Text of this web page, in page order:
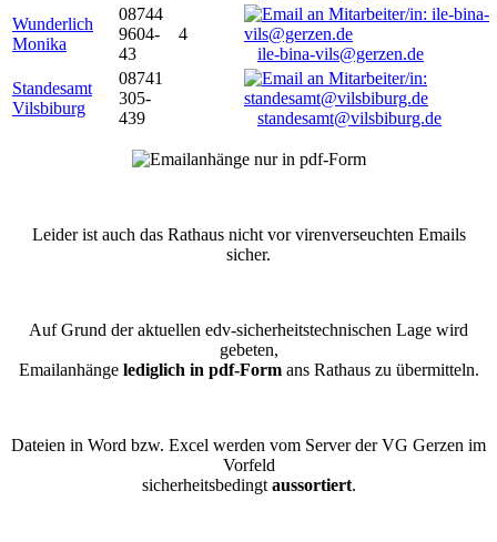
Wunderlich
Monika
08744
9604-
43
4
ile-bina-vils@gerzen.de
Standesamt
Vilsbiburg
08741
305-
439
standesamt@vilsbiburg.de
Leider ist auch das Rathaus nicht vor virenverseuchten Emails
sicher.
Auf Grund der aktuellen edv-sicherheitstechnischen Lage wird
gebeten,
Emailanhänge lediglich in pdf-Formans Rathaus zu übermitteln.
Dateien in Word bzw. Excel werden vom Server der VG Gerzen im
Vorfeld
sicherheitsbedingt aussortiert.